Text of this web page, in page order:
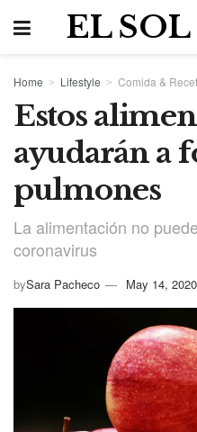
EL
Home Lifestyle Comida &
Estos
ayudarán a
pulmones
La alimentación no
coronavirus
bySara Pacheco May 14, 2020